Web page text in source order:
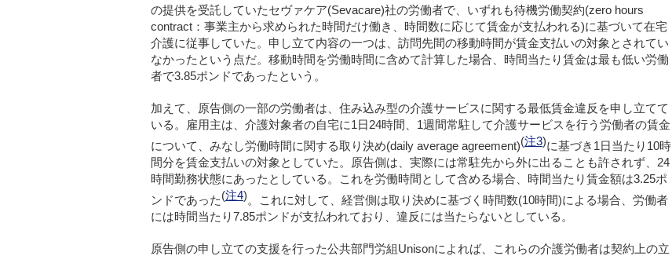
の提供を受託していたセヴァケア(Sevacare)社の労働者で、いずれも待機労働契約(zero hours
contract ：事業主から求められた時間だけ働き、時間数に応じて賃金が支払われる)に基づいて在宅
介護に従事していた。申し立て内容の一つは、訪問先間の移動時間が賃金支払いの対象とされてい
なかったという点だ。移動時間を労働時間に含めて計算した場合、時間当たり賃金は最も低い労働
者で3.85ポンドであったという。
加えて、原告側の一部の労働者は、住み込み型の介護サービスに関する最低賃金違反を申し立てて
いる。雇用主は、介護対象者の自宅に1日24時間、1週間常駐して介護サービスを行う労働者の賃金
について、みなし労働時間に関する取り決め(daily average agreement)(注3)に基づき1日当たり10時
間分を賃金支払いの対象としていた。原告側は、実際には常駐先から外に出ることも許されず、24
時間勤務状態にあったとしている。これを労働時間として含める場合、時間当たり賃金額は3.25ポ
ンドであった(注4)。これに対して、経営側は取り決めに基づく時間数(10時間)による場合、労働者
には時間当たり7.85ポンドが支払われており、違反には当たらないとしている。
原告側の申し立ての支援を行った公共部門労組Unisonによれば、これらの介護労働者は契約上の立